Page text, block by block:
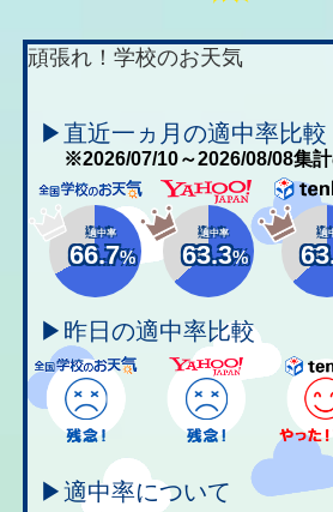
頑張れ！学校のお天気
▶直近一ヵ月の適中率比較
※2026/07/10～2026/08/08集
適中率
66.7%
適中率
63.3%
適
▶昨日の適中率比較
▶適中率について